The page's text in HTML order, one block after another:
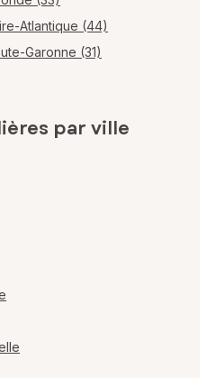
Atlantique (44)
Garonne (31)
par ville